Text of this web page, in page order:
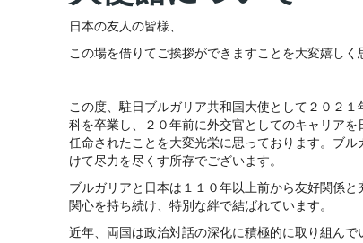
日本の友人の皆様、
この場を借りてご挨拶ができますことを大変嬉しく
この度、駐日ブルガリア共和国大使として２０２１
科を卒業し、２０年前に外交官としてのキャリア
任命されたことを大変光栄に思っております。ブ
けて尽力を尽くす所存でございます。
ブルガリアと日本は１１０年以上前から友好関係
関心を持ち続け、特別な絆で結ばれています。
近年、両国は政治対話の深化に積極的に取り組んで